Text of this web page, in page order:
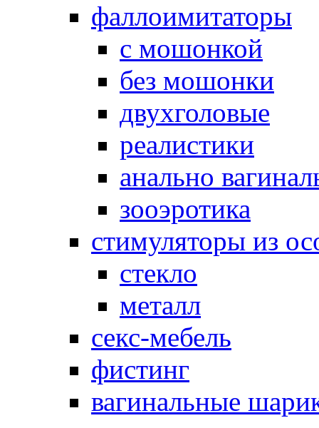
фаллоимитаторы
с мошонкой
без мошонки
двухголовые
реалистики
анально
зооэротика
стимуляторы из
стекло
металл
секс-мебель
фистинг
вагинальные